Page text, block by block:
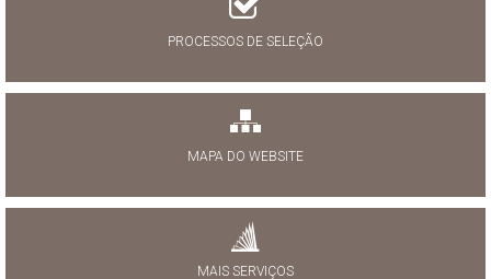
PROCESSOS DE SELEÇÃO
MAPA DO WEBSITE
MAIS SERVIÇOS